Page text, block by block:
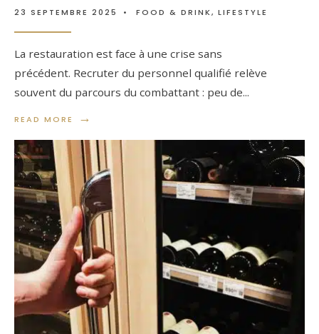
23 SEPTEMBRE 2025 • FOOD & DRINK, LIFESTYLE
La restauration est face à une crise sans
précédent. Recruter du personnel qualifié relève
souvent du parcours du combattant : peu de...
READ MORE →